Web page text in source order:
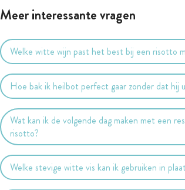
Meer interessante vragen
Welke witte wijn past het best bij een risotto
Hoe bak ik heilbot perfect gaar zonder dat hij
Wat kan ik de volgende dag maken met een
risotto?
Welke stevige witte vis kan ik gebruiken in